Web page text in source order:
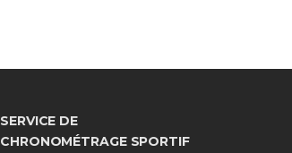
SERVICE DE
CHRONOMÉTRAGE SPORTIF